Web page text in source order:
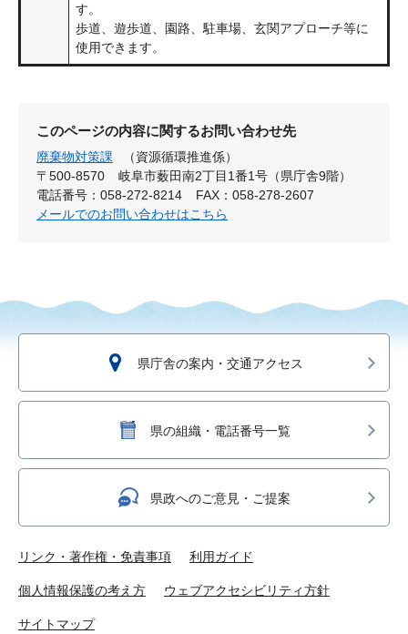
す。
歩道、遊歩道、園路、駐車場、玄関アプローチ等に
使用できます。
このページの内容に関するお問い合わせ先
廃棄物対策課
（資源循環推進係）
〒500-8570
岐阜市薮田南2丁目1番1号（県庁舎9階）
電話番号：058-272-8214
FAX：058-278-2607
メールでのお問い合わせはこちら
県庁舎の案内・交通アクセス
県の組織・電話番号一覧
県政へのご意見・ご提案
リンク・著作権・免責事項 利用ガイド
個人情報保護の考え方 ウェブアクセシビリティ方針
サイトマップ